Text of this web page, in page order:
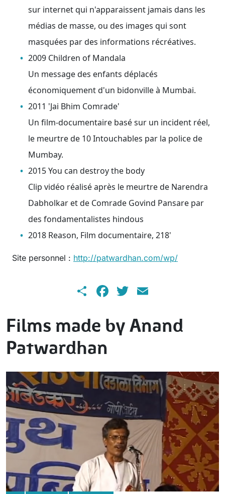
sur internet qui n'apparaissent jamais dans les
médias de masse, ou des images qui sont
masquées par des informations récréatives.
2009 Children of Mandala
Un message des enfants déplacés
économiquement d'un bidonville à Mumbai.
2011 'Jai Bhim Comrade'
Un film-documentaire basé sur un incident réel,
le meurtre de 10 Intouchables par la police de
Mumbay.
2015 You can destroy the body
Clip vidéo réalisé après le meurtre de Narendra
Dabholkar et de Comrade Govind Pansare par
des fondamentalistes hindous
2018 Reason, Film documentaire, 218'
Site personnel : http://patwardhan.com/wp/
ShareFacebook
Twitter
Films made by Anand
Patwardhan